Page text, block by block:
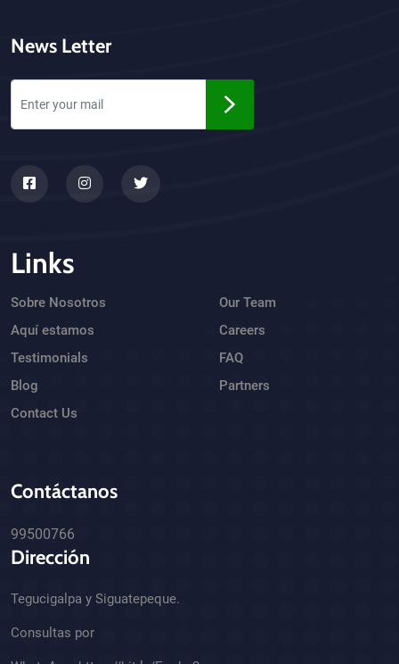
News Letter
Links
Sobre Nosotros
Aquí estamos
Testimonials
Blog
Contact Us
Our Team
Careers
FAQ
Partners
Contáctanos
99500766
Dirección
Tegucigalpa y Siguatepeque.
Consultas por